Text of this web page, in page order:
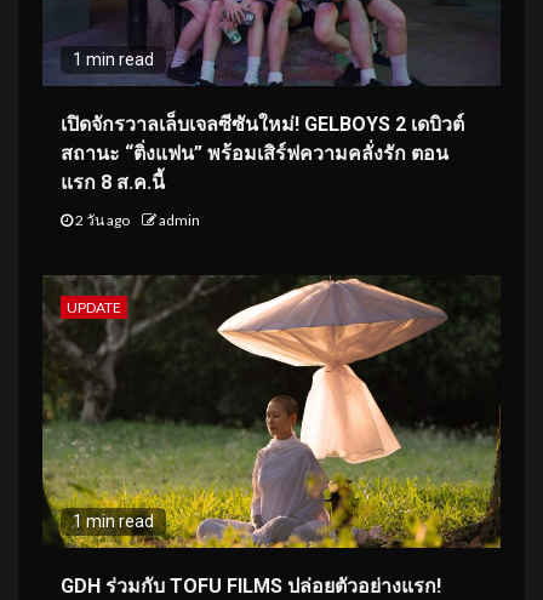
1 min read
เปิดจักรวาลเล็บเจลซีซันใหม่! GELBOYS 2 เดบิวต์
สถานะ “ติ่งแฟน” พร้อมเสิร์ฟความคลั่งรัก ตอน
แรก 8 ส.ค.นี้
2 วัน ago admin
UPDATE
1 min read
GDH ร่วมกับ TOFU FILMS ปล่อยตัวอย่างแรก!